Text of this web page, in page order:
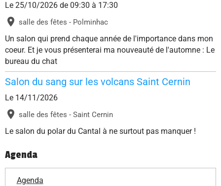
Le 25/10/2026 de 09:30 à 17:30
salle des fêtes - Polminhac
Un salon qui prend chaque année de l'importance dans mon
coeur. Et je vous présenterai ma nouveauté de l'automne : Le
bureau du chat
Salon du sang sur les volcans Saint Cernin
Le 14/11/2026
salle des fêtes - Saint Cernin
Le salon du polar du Cantal à ne surtout pas manquer !
Agenda
Agenda